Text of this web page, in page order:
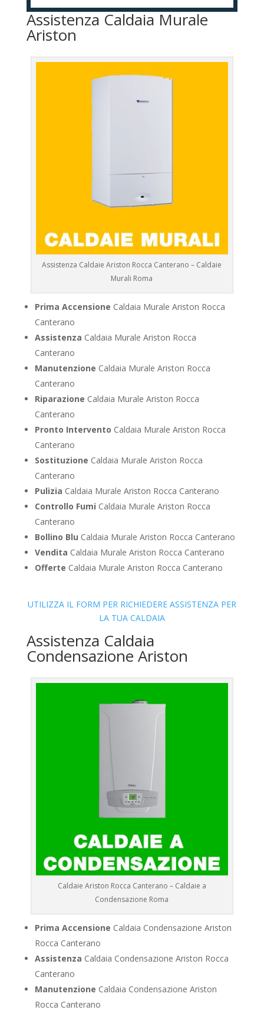
Assistenza Caldaia Murale
Ariston
Assistenza Caldaie Ariston Rocca Canterano – Caldaie
Murali Roma
Prima Accensione Caldaia Murale Ariston Rocca
Canterano
Assistenza Caldaia Murale Ariston Rocca
Canterano
Manutenzione Caldaia Murale Ariston Rocca
Canterano
Riparazione Caldaia Murale Ariston Rocca
Canterano
Pronto Intervento Caldaia Murale Ariston Rocca
Canterano
Sostituzione Caldaia Murale Ariston Rocca
Canterano
Pulizia Caldaia Murale Ariston Rocca Canterano
Controllo Fumi Caldaia Murale Ariston Rocca
Canterano
Bollino Blu Caldaia Murale Ariston Rocca Canterano
Vendita Caldaia Murale Ariston Rocca Canterano
Offerte Caldaia Murale Ariston Rocca Canterano
UTILIZZA IL FORM PER RICHIEDERE ASSISTENZA PER
LA TUA CALDAIA
Assistenza Caldaia
Condensazione Ariston
Caldaie Ariston Rocca Canterano – Caldaie a
Condensazione Roma
Prima Accensione Caldaia Condensazione Ariston
Rocca Canterano
Assistenza Caldaia Condensazione Ariston Rocca
Canterano
Manutenzione Caldaia Condensazione Ariston
Rocca Canterano